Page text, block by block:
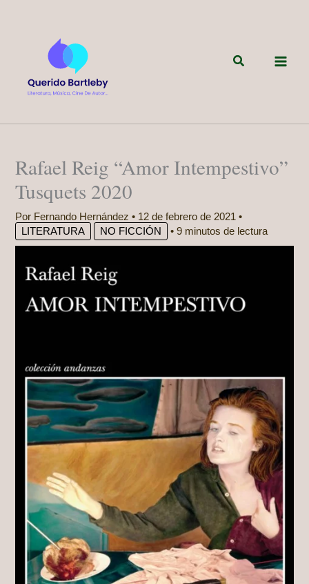
Buscar
Rafael Reig “Amor Intempestivo”
Tusquets 2020
Por Fernando Hernández• 12 de febrero de 2021•
LITERATURA
NO FICCIÓN •9 minutos de lectura